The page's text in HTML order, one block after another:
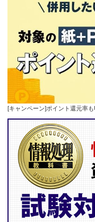
[キャンペーン]ポイント還元率